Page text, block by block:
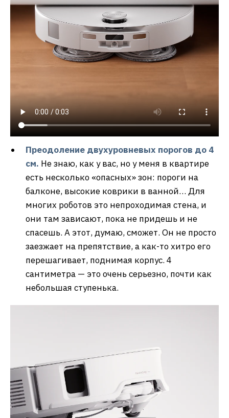
Преодоление двухуровневых порогов до 4
см. Не знаю, как у вас, но у меня в квартире
есть несколько «опасных» зон: пороги на
балконе, высокие коврики в ванной… Для
многих роботов это непроходимая стена, и
они там зависают, пока не придешь и не
спасешь. А этот, думаю, сможет. Он не просто
заезжает на препятствие, а как-то хитро его
перешагивает, поднимая корпус. 4
сантиметра — это очень серьезно, почти как
небольшая ступенька.